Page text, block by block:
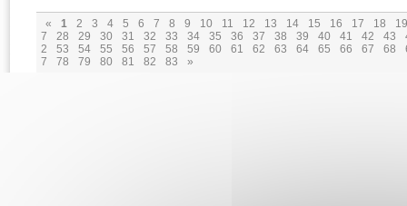
« 1 2 3 4 5 6 7 8 9 10 11 12 13 14 15 16 17 18
19
7
28 29 30 31 32 33 34 35 36 37 38 39 40 41 42 43
2
53 54 55 56 57 58 59 60 61 62 63 64 65 66 67 68
7
78 79 80 81 82 83 »